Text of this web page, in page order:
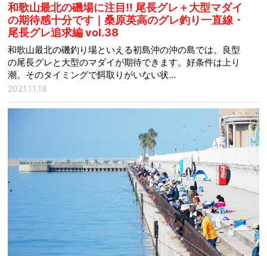
和歌山最北の磯場に注目!! 尾長グレ＋大型マダイ
の期待感十分です｜桑原英高のグレ釣り一直線・
尾長グレ追求編 vol.38
和歌山最北の磯釣り場といえる初島沖の沖の島では、良型
の尾長グレと大型のマダイが期待できます。好条件は上り
潮。そのタイミングで餌取りがいない状…
2021.11.18